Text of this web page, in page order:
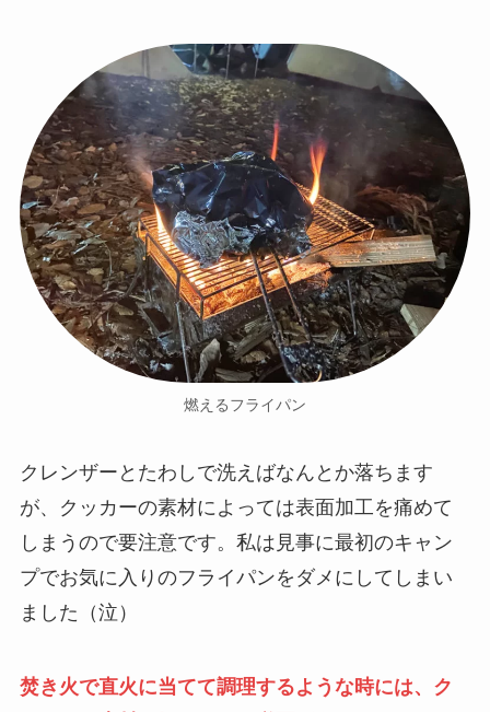
燃えるフライパン
クレンザーとたわしで洗えばなんとか落ちます
が、クッカーの素材によっては表面加工を痛めて
しまうので要注意です。私は見事に最初のキャン
プでお気に入りのフライパンをダメにしてしまい
ました（泣）
焚き火で直火に当てて調理するような時には、ク